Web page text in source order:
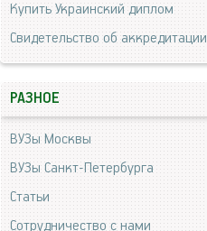
Купить Украинский диплом
Свидетельство об аккредитации
РАЗНОЕ
ВУЗы Москвы
ВУЗы Санкт-Петербурга
Статьи
Сотрудничество с нами